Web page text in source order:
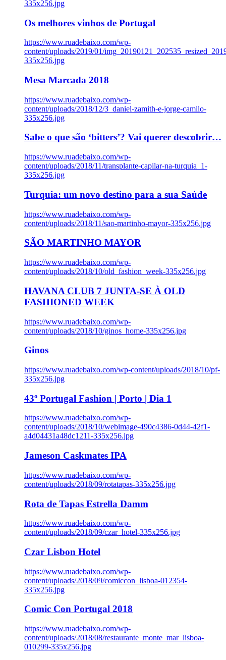
335x256.jpg
Os melhores vinhos de Portugal
https://www.ruadebaixo.com/wp-
content/uploads/2019/01/
335x256.jpg
Mesa Marcada 2018
https://www.ruadebaixo.com/wp-
content/uploads/2018/12/3_daniel-zamith-e-jorge-camilo-
335x256.jpg
Sabe o que são ‘bitters’? Vai querer descobrir…
https://www.ruadebaixo.com/wp-
content/uploads/2018/11/transplante-capilar-na-turquia_1-
335x256.jpg
Turquia: um novo destino para a sua Saúde
https://www.ruadebaixo.com/wp-
content/uploads/2018/11/sao-martinho-mayor-335x256.jpg
SÃO MARTINHO MAYOR
https://www.ruadebaixo.com/wp-
content/uploads/2018/10/old_fashion_week-335x256.jpg
HAVANA CLUB 7 JUNTA-SE À OLD
FASHIONED WEEK
https://www.ruadebaixo.com/wp-
content/uploads/2018/10/ginos_home-335x256.jpg
Ginos
https://www.ruadebaixo.com/wp-content/uploads/2018/10/pf-
335x256.jpg
43º Portugal Fashion | Porto | Dia 1
https://www.ruadebaixo.com/wp-
content/uploads/2018/10/webimage-490c4386-0d44-42f1-
a4d04431a48dc1211-335x256.jpg
Jameson Caskmates IPA
https://www.ruadebaixo.com/wp-
content/uploads/2018/09/rotatapas-335x256.jpg
Rota de Tapas Estrella Damm
https://www.ruadebaixo.com/wp-
content/uploads/2018/09/czar_hotel-335x256.jpg
Czar Lisbon Hotel
https://www.ruadebaixo.com/wp-
content/uploads/2018/09/comiccon_lisboa-012354-
335x256.jpg
Comic Con Portugal 2018
https://www.ruadebaixo.com/wp-
content/uploads/2018/08/restaurante_monte_mar_lisboa-
010299-335x256.jpg